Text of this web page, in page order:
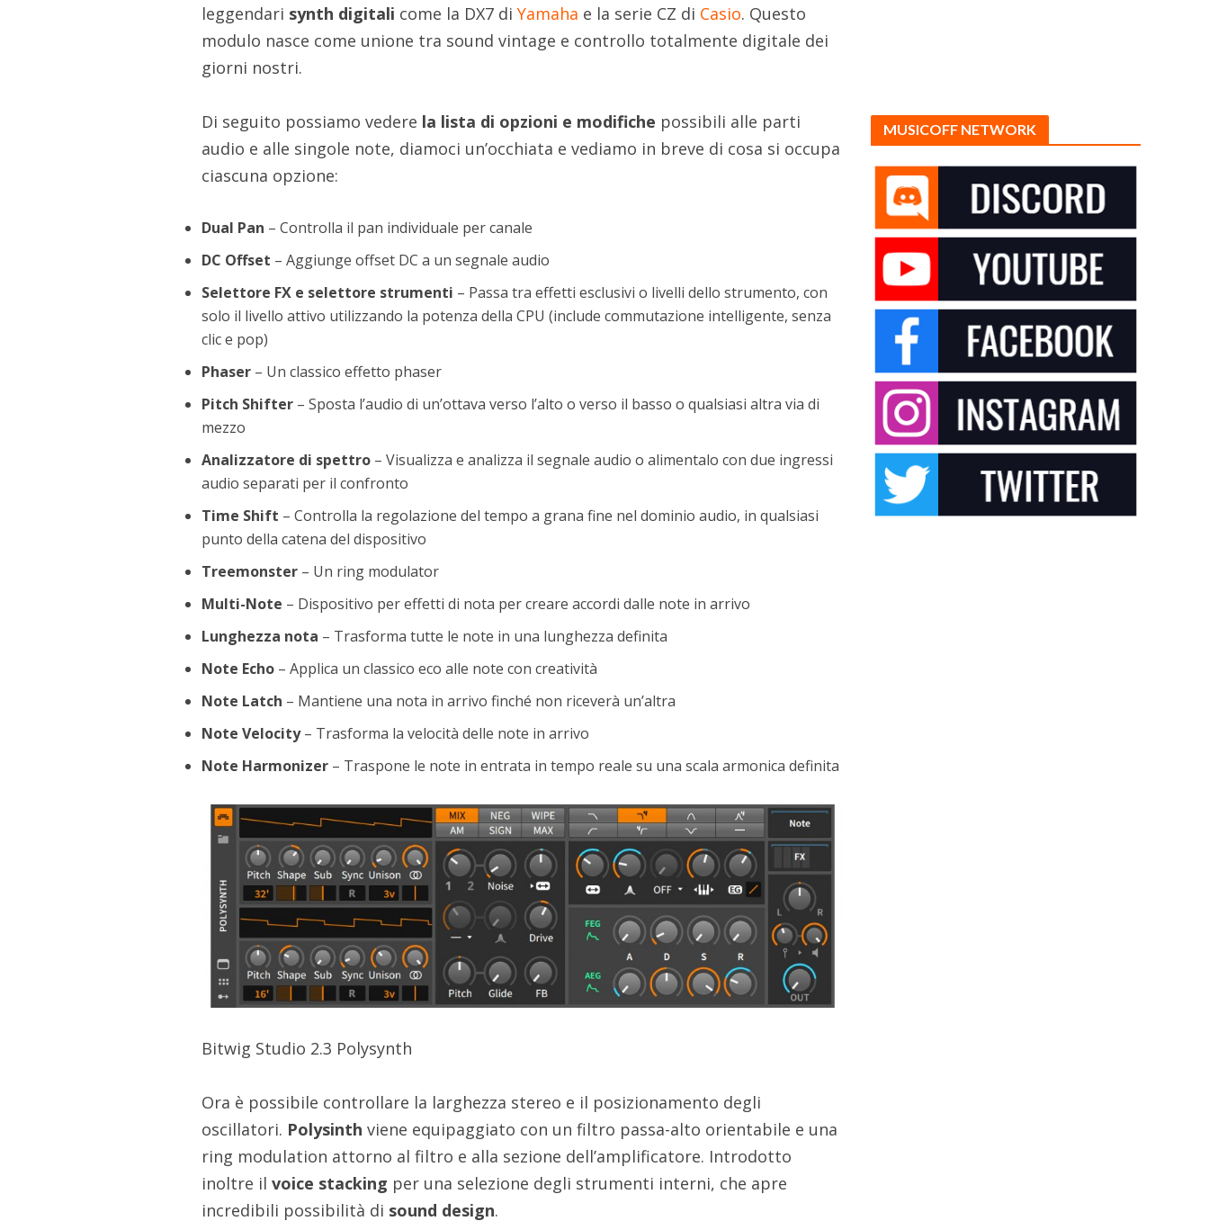
leggendari synth digitali come la DX7 diYamaha e la serie CZ di Casio. Questo
modulo nasce come unione tra sound vintage e controllo totalmente digitale dei
giorni nostri.
Di seguito possiamo vedere la lista di opzioni e modifiche possibili alle parti
audio e alle singole note, diamoci un’occhiata e vediamo in breve di cosa si occupa
ciascuna opzione:
Dual Pan – Controlla il pan individuale per canale
DC Offset – Aggiunge offset DC a un segnale audio
Selettore FX e selettore strumenti – Passa tra effetti esclusivi o livelli dello strumento, con
solo il livello attivo utilizzando la potenza della CPU (include commutazione intelligente, senza
clic e pop)
Phaser – Un classico effetto phaser
Pitch Shifter – Sposta l’audio di un’ottava verso l’alto o verso il basso o qualsiasi altra via di
mezzo
Analizzatore di spettro – Visualizza e analizza il segnale audio o alimentalo con due ingressi
audio separati per il confronto
Time Shift – Controlla la regolazione del tempo a grana fine nel dominio audio, in qualsiasi
punto della catena del dispositivo
Treemonster – Un ring modulator
Multi-Note – Dispositivo per effetti di nota per creare accordi dalle note in arrivo
Lunghezza nota – Trasforma tutte le note in una lunghezza definita
Note Echo – Applica un classico eco alle note con creatività
Note Latch – Mantiene una nota in arrivo finché non riceverà un’altra
Note Velocity– Trasforma la velocità delle note in arrivo
Note Harmonizer – Traspone le note in entrata in tempo reale su una scala armonica definita
Bitwig Studio 2.3 Polysynth
Ora è possibile controllare la larghezza stereo e il posizionamento degli
oscillatori. Polysinth viene equipaggiato con un filtro passa-alto orientabile e una
ring modulation attorno al filtro e alla sezione dell’amplificatore. Introdotto
inoltre ilvoice stacking per una selezione degli strumenti interni, che apre
incredibili possibilità di sound design.
MUSICOFF NETWORK